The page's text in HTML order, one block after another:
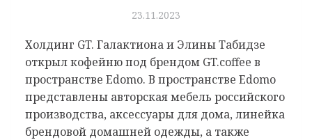
23.11.2023
Холдинг GT. Галактиона и Элины Табидзе
открыл кофейню под брендом GT.coffee в
пространстве Edomo. В пространстве Edomo
представлены авторская мебель российского
производства, аксессуары для дома, линейка
брендовой домашней одежды, а также